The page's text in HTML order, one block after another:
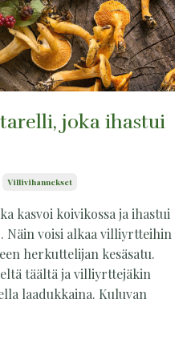
joka ihastui
Villivihannekset
kasvoi koivikossa ja ihastui
Näin voisi alkaa villiyrtteihin
herkuttelijan kesäsatu.
täältä ja villiyrttejäkin
laadukkaina. Kuluvan